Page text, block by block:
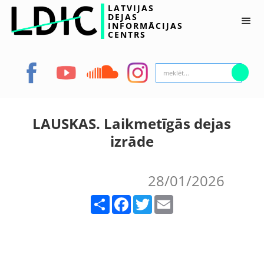
LATVIJAS
DEJAS
INFORMĀCIJAS
CENTRS
LAUSKAS. Laikmetīgās dejas
izrāde
28/01/2026
Facebook Twitter